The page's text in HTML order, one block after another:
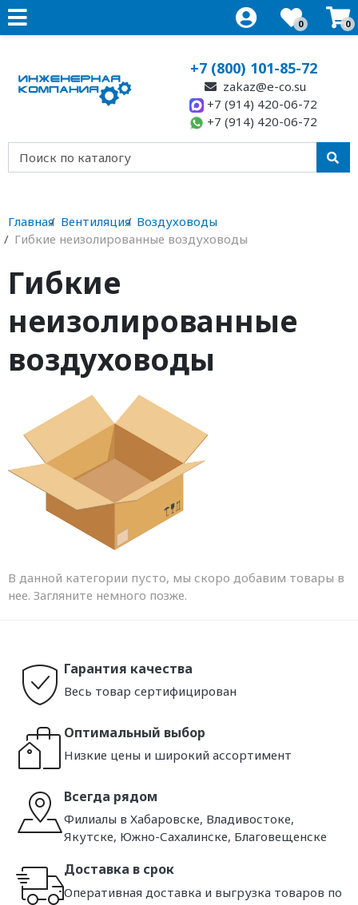
0 0
+7 (800) 101-85-72
zakaz@e-co.su
+7 (914) 420-06-72
+7 (914) 420-06-72
Главная Вентиляция Воздуховоды
Гибкие неизолированные воздуховоды
Гибкие
неизолированные
воздуховоды
В данной категории пусто, мы скоро добавим товары в
нее. Загляните немного позже.
Гарантия качества
Весь товар сертифицирован
Оптимальный выбор
Низкие цены и широкий ассортимент
Всегда рядом
Филиалы в Хабаровске, Владивостоке,
Якутске, Южно-Сахалинске, Благовещенске
Доставка в срок
Оперативная доставка и выгрузка товаров по